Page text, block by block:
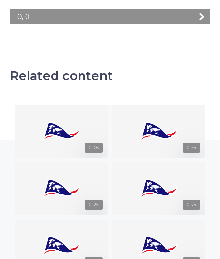
0, 0
Related content
01:06 01:44
01:25 01:24